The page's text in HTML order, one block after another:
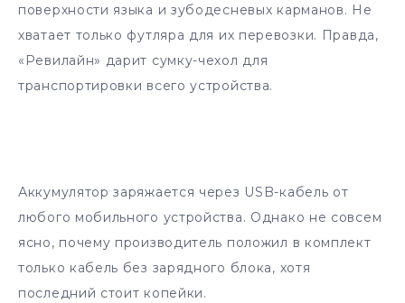
поверхности языка и зубодесневых карманов. Не
хватает только футляра для их перевозки. Правда,
«Ревилайн» дарит сумку-чехол для
транспортировки всего устройства.
Аккумулятор заряжается через USB-кабель от
любого мобильного устройства. Однако не совсем
ясно, почему производитель положил в комплект
только кабель без зарядного блока, хотя
последний стоит копейки.